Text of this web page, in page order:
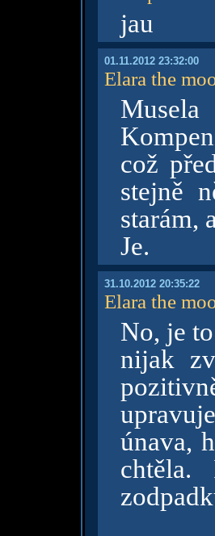
jau
01.11.2012 23:32:00
Elara the
což
stejně
starám,
Je.
31.10.2012 20:35:22
Elara the
No, je
nijak
únava,